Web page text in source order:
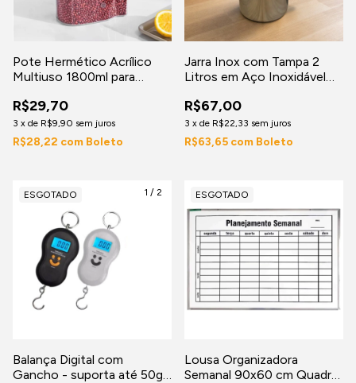
Pote Hermético Acrílico
Multiuso 1800ml para
biscoitos, temperos, frutas
secas, café, chá e outr
R$29,70
3 x de R$9,90 sem juros
R$28,22 com Boleto
Jarra Inox com Tampa 2
Litros em Aço Inoxidável
Uso doméstico e
profissional
R$67,00
3 x de R$22,33 sem juros
R$63,65 com Boleto
1 / 2
ESGOTADO
Balança Digital com
Gancho - suporta até 50g -
ESGOTADO
Lousa Organizadora
Semanal 90x60 cm Quadro